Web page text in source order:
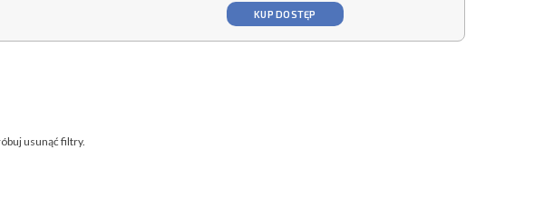
KUP DOSTĘP
usunąć filtry.